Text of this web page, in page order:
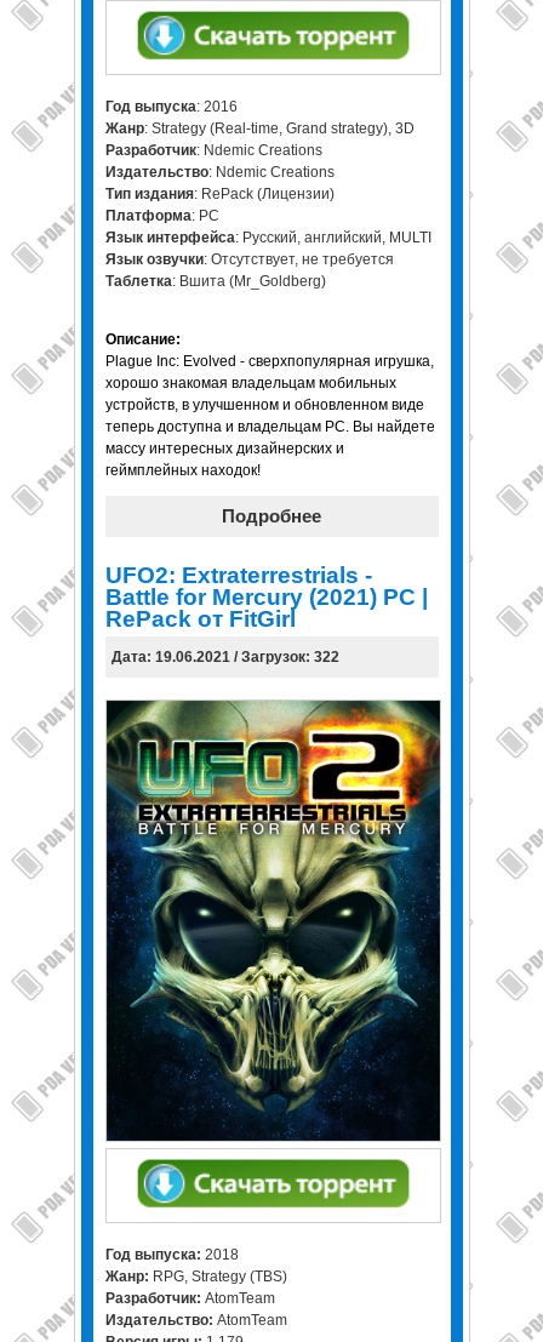
Год выпуска: 2016
Жанр: Strategy (Real-time, Grand strategy), 3D
Разработчик: Ndemic Creations
Издательство: Ndemic Creations
Тип издания: RePack (Лицензии)
Платформа: PC
Язык интерфейса: Русский, английский, MULTI
Язык озвучки: Отсутствует, не требуется
Таблетка: Вшита (Mr_Goldberg)
Описание:
Plague Inc: Evolved - сверхпопулярная игрушка,
хорошо знакомая владельцам мобильных
устройств, в улучшенном и обновленном виде
теперь доступна и владельцам PC. Вы найдете
массу интересных дизайнерских и
геймплейных находок!
Подробнее
UFO2: Extraterrestrials -
Battle for Mercury (2021) PC |
RePack от FitGirl
Дата: 19.06.2021 / Загрузок: 322
Год выпуска: 2018
Жанр: RPG, Strategy (TBS)
Разработчик: AtomTeam
Издательство: AtomTeam